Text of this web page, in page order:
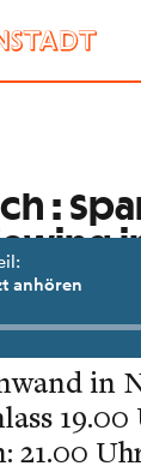
anhören
:
in
19.00
21.00